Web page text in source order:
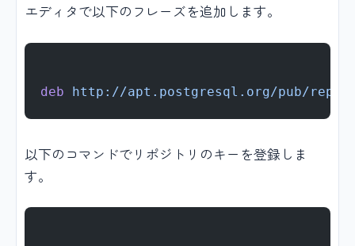
エディタで以下のフレーズを追加します。
deb http://apt.postgresql.org/pub/
以下のコマンドでリポジトリのキーを登録しま
す。